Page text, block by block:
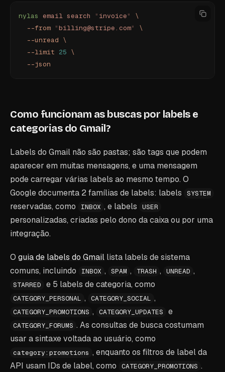
nylas email search " invoice"
\
  --from
"billing@stripe.com"
\
  --unread
\
  --limit
25 \
  --json
Como funcionam as buscas por labels e
categorias do Gmail?
Labels do Gmail não são pastas; são tags que podem
aparecer em muitas mensagens, e uma mensagem
pode carregar várias labels ao mesmo tempo. O
Google documenta 2 famílias de labels: labels
SYSTEM
reservadas, como INBOX , e labels USER
personalizadas, criadas pelo dono da caixa ou por uma
integração.
O guia de labels do Gmail lista labels de sistema
comuns, incluindo
INBOX , SPAM , TRASH , UNREAD ,
STARRED e 5 labels de categoria, como
CATEGORY_PERSONAL , CATEGORY_SOCIAL ,
CATEGORY_PROMOTIONS , CATEGORY_UPDATES e
CATEGORY_FORUMS . As consultas de busca costumam
usar a sintaxe voltada ao usuário, como
category:promotions , enquanto os filtros de label da
API usam IDs de label, como
CATEGORY_PROMOTIONS .